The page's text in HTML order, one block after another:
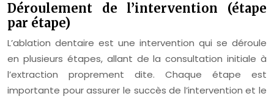
Déroulement de l’intervention (étape
par étape)
L’ablation dentaire est une intervention qui se déroule
en plusieurs étapes, allant de la consultation initiale à
l’extraction proprement dite. Chaque étape est
importante pour assurer le succès de l’intervention et le